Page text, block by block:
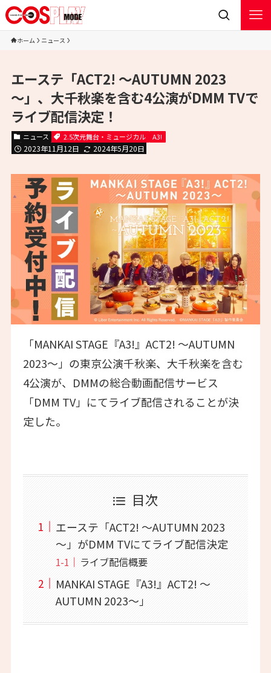
ホーム ニュース
エーステ「ACT2! ～AUTUMN 2023
～」、大千秋楽を含む4公演がDMM TVで
ライブ配信決定！
ニュース 2.5次元舞台・ミュージカル A3!
2023年11月12日 2024年5月20日
「MANKAI STAGE『A3!』ACT2! ～AUTUMN
2023～」の東京公演千秋楽、大千秋楽を含む
4公演が、DMMの総合動画配信サービス
「DMM TV」にてライブ配信されることが決
定した。
目次
エーステ「ACT2! ～AUTUMN 2023
～」がDMM TVにてライブ配信決定
ライブ配信概要
MANKAI STAGE『A3!』ACT2! ～
AUTUMN 2023～」